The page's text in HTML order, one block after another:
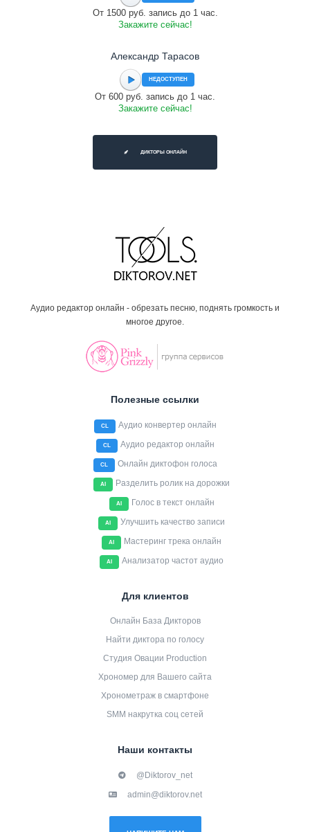
От 1500 руб. запись до 1 час.
Закажите сейчас!
Александр Тарасов
НЕДОСТУПЕН
От 600 руб. запись до 1 час.
Закажите сейчас!
ДИКТОРЫ ОНЛАЙН
Аудио редактор онлайн - обрезать песню, поднять громкость и
многое другое.
Полезные ссылки
CL Аудио конвертер онлайн
CL Аудио редактор онлайн
CL Онлайн диктофон голоса
AI Разделить ролик на дорожки
AI Голос в текст онлайн
AI Улучшить качество записи
AI Мастеринг трека онлайн
AI Анализатор частот аудио
Для клиентов
Онлайн База Дикторов
Найти диктора по голосу
Студия Овации Production
Хрономер для Вашего сайта
Хронометраж в смартфоне
SMM накрутка соц сетей
Наши контакты
@Diktorov_net
admin@diktorov.net